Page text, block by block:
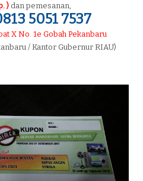
) dan pemesanan,
5051 7537
X No. 1e Gobah Pekanbaru
/ Kantor Gubernur RIAU)